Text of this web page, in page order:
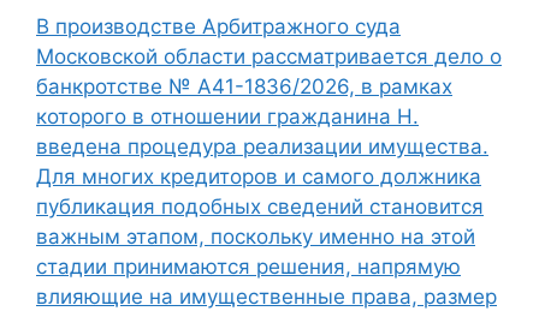
В производстве Арбитражного суда
Московской области рассматривается дело о
банкротстве № А41-1836/2026, в рамках
которого в отношении гражданина Н.
введена процедура реализации имущества.
Для многих кредиторов и самого должника
публикация подобных сведений становится
важным этапом, поскольку именно на этой
стадии принимаются решения, напрямую
влияющие на имущественные права, размер